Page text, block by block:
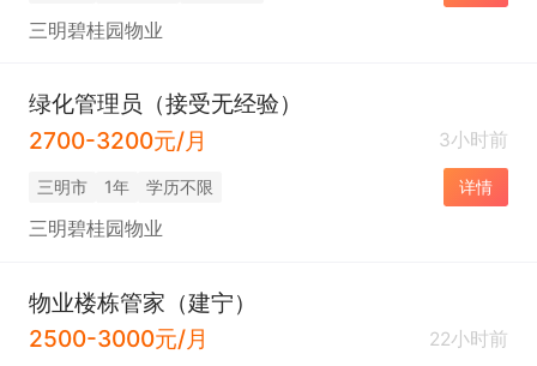
三明碧桂园物业
绿化管理员（接受无经验）
2700-3200元/月
3小时前
三明市 1年 学历不限 详情
三明碧桂园物业
物业楼栋管家（建宁）
2500-3000元/月
22小时前